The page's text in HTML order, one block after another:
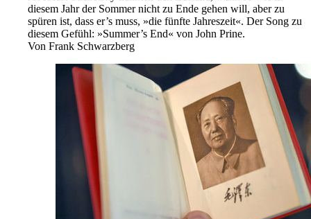
diesem Jahr der Sommer nicht zu Ende gehen will, aber zu
spüren ist, dass er’s muss, »die fünfte Jahreszeit«. Der Song zu
diesem Gefühl: »Summer’s End« von John Prine.
Von Frank Schwarzberg